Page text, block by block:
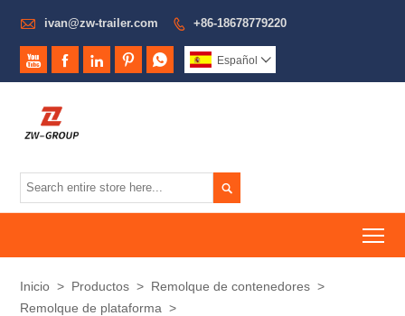
 ivan@zw-trailer.com  +86-18678779220
     Español 

Inicio > Productos > Remolque de contenedores >
Remolque de plataforma >